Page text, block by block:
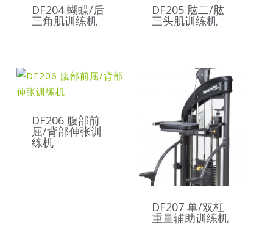
DF204 蝴蝶/后
三角肌训练机
DF205 肱二/肱
三头肌训练机
DF206 腹部前
屈/背部伸张训
练机
DF207 单/双杠
重量辅助训练机